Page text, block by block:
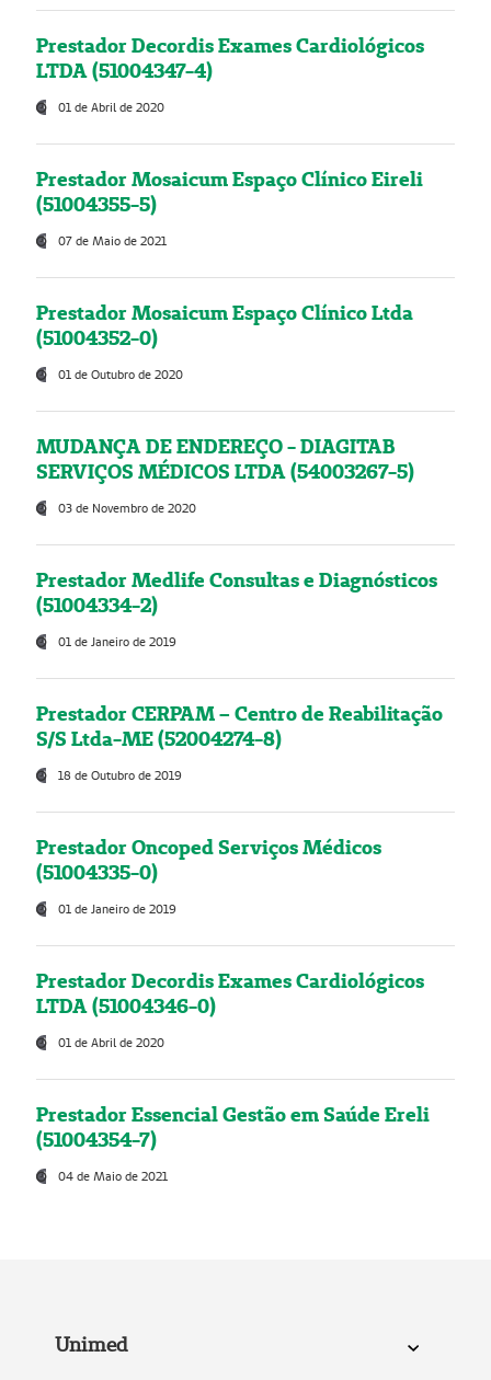
Prestador Decordis Exames Cardiológicos
LTDA (51004347-4)
01 de Abril de 2020
Prestador Mosaicum Espaço Clínico Eireli
(51004355-5)
07 de Maio de 2021
Prestador Mosaicum Espaço Clínico Ltda
(51004352-0)
01 de Outubro de 2020
MUDANÇA DE ENDEREÇO - DIAGITAB
SERVIÇOS MÉDICOS LTDA (54003267-5)
03 de Novembro de 2020
Prestador Medlife Consultas e Diagnósticos
(51004334-2)
01 de Janeiro de 2019
Prestador CERPAM – Centro de Reabilitação
S/S Ltda-ME (52004274-8)
18 de Outubro de 2019
Prestador Oncoped Serviços Médicos
(51004335-0)
01 de Janeiro de 2019
Prestador Decordis Exames Cardiológicos
LTDA (51004346-0)
01 de Abril de 2020
Prestador Essencial Gestão em Saúde Ereli
(51004354-7)
04 de Maio de 2021
Unimed